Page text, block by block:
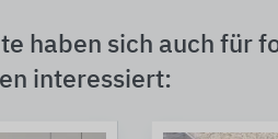
haben sich auch für
interessiert: